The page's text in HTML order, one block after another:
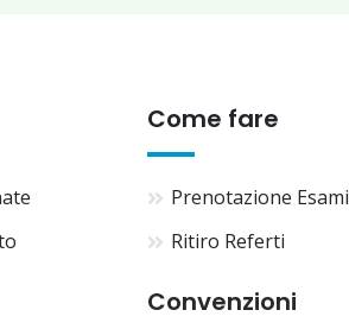
Come fare
Prenotazione Esami
Ritiro Referti
Convenzioni